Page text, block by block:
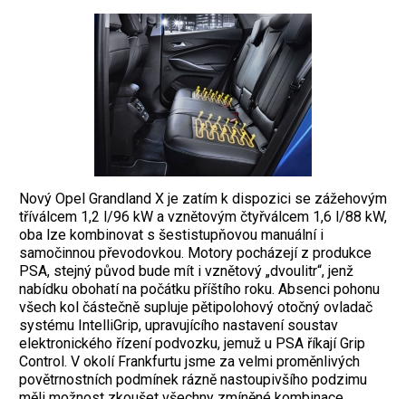
Nový Opel Grandland X je zatím k dispozici se zážehovým
tříválcem 1,2 l/96 kW a vznětovým čtyřválcem 1,6 l/88 kW,
oba lze kombinovat s šestistupňovou manuální i
samočinnou převodovkou. Motory pocházejí z produkce
PSA, stejný původ bude mít i vznětový „dvoulitr“, jenž
nabídku obohatí na počátku příštího roku. Absenci pohonu
všech kol částečně supluje pětipolohový otočný ovladač
systému IntelliGrip, upravujícího nastavení soustav
elektronického řízení podvozku, jemuž u PSA říkají Grip
Control. V okolí Frankfurtu jsme za velmi proměnlivých
povětrnostních podmínek rázně nastoupivšího podzimu